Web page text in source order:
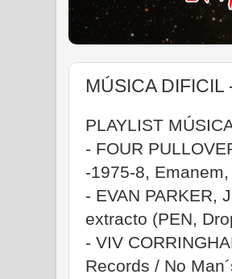
MÚSICA
PLAYLIST
- FOUR
-1975-8,
- EVAN PARKER,
extracto (PEN,
- VIV
Records / No